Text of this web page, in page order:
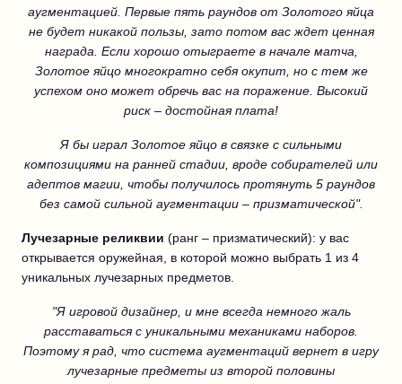
аугментацией. Первые пять раундов от Золотого яйца
не будет никакой пользы, зато потом вас ждет ценная
награда. Если хорошо отыграете в начале матча,
Золотое яйцо многократно себя окупит, но с тем же
успехом оно может обречь вас на поражение. Высокий
риск – достойная плата!
Я бы играл Золотое яйцо в связке с сильными
композициями на ранней стадии, вроде собирателей или
адептов магии, чтобы получилось протянуть 5 раундов
без самой сильной аугментации – призматической".
Лучезарные реликвии (ранг – призматический): у вас
открывается оружейная, в которой можно выбрать 1 из 4
уникальных лучезарных предметов.
"Я игровой дизайнер, и мне всегда немного жаль
расставаться с уникальными механиками наборов.
Поэтому я рад, что система аугментаций вернет в игру
лучезарные предметы из второй половины